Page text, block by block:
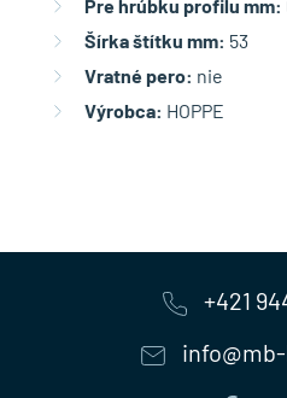
Pre hrúbku profilu mm:
Šírka štítku mm: 53
Vratné pero: nie
Výrobca: HOPPE
+421